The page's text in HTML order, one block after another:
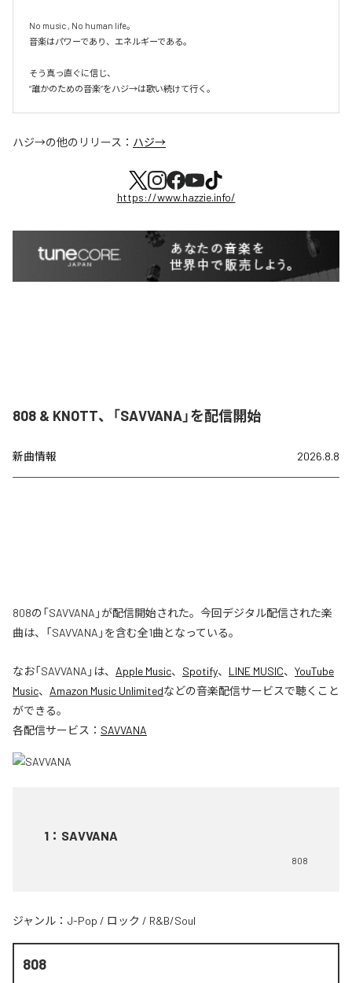
No music , No human life。
音楽はパワーであり、エネルギーである。
そう真っ直ぐに信じ、
ハジ→の他のリリース： ハジ→
https://www.hazzie.info/
808 & KNOTT、「SAVVANA」を配信開始
新曲情報 2026.8.8
808の「SAVVANA」が配信開始された。今回デジタル配信された楽
曲は、「SAVVANA」を含む全1曲となっている。
なお「SAVVANA 」は、 Apple Music、 Spotify、 LINE MUSIC、 YouTube
Music、 Amazon Music Unlimitedなどの音楽配信サービスで聴くこと
ができる。
各配信サービス： SAVVANA
1 ： SAVVANA
808
ジャンル： J-Pop / ロック / R&B/Soul
808